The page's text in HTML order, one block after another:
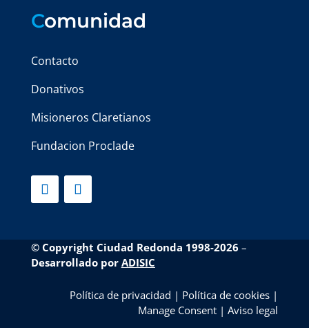
Comunidad
Contacto
Donativos
Misioneros Claretianos
Fundacion Proclade
© Copyright Ciudad Redonda 1998-2026 –
Desarrollado por ADISIC
Política de privacidad | Política de cookies |
Manage Consent |Aviso legal